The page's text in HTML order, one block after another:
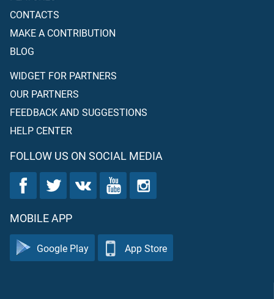
CONTACTS
MAKE A CONTRIBUTION
BLOG
WIDGET FOR PARTNERS
OUR PARTNERS
FEEDBACK AND SUGGESTIONS
HELP CENTER
FOLLOW US ON SOCIAL MEDIA
MOBILE APP
Google Play App Store